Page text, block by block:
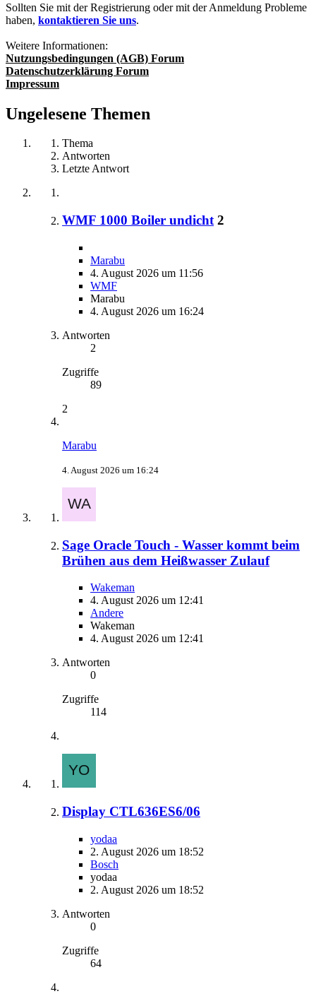
Sollten Sie mit der Registrierung oder mit der Anmeldung Probleme
haben, kontaktieren Sie uns.
Weitere Informationen:
Nutzungsbedingungen (AGB) Forum
Datenschutzerklärung Forum
Impressum
Ungelesene Themen
Thema
Antworten
Letzte Antwort
WMF 1000 Boiler undicht 2
Marabu
4. August 2026 um 11:56
WMF
Marabu
4. August 2026 um 16:24
Antworten
2
Zugriffe
89
2
Marabu
4. August 2026 um 16:24
Sage Oracle Touch - Wasser kommt beim
Brühen aus dem Heißwasser Zulauf
Wakeman
4. August 2026 um 12:41
Andere
Wakeman
4. August 2026 um 12:41
Antworten
0
Zugriffe
114
Display CTL636ES6/06
yodaa
2. August 2026 um 18:52
Bosch
yodaa
2. August 2026 um 18:52
Antworten
0
Zugriffe
64